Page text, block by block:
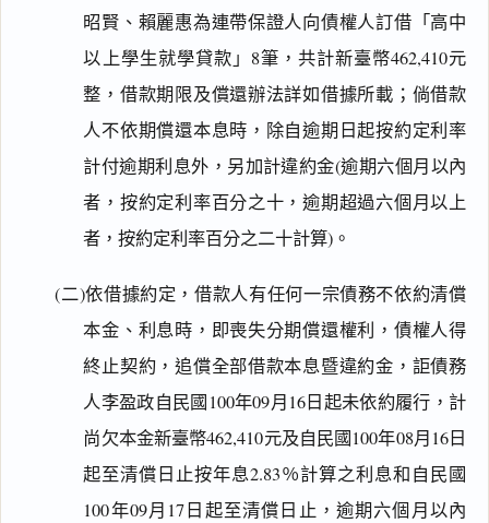
昭賢、賴麗惠為連帶保證人向債權人訂借「高中
以上學生就學貸款」8筆，共計新臺幣462,410元
整，借款期限及償還辦法詳如借據所載；倘借款
人不依期償還本息時，除自逾期日起按約定利率
計付逾期利息外，另加計違約金(逾期六個月以內
者，按約定利率百分之十，逾期超過六個月以上
者，按約定利率百分之二十計算)。
(二)依借據約定，借款人有任何一宗債務不依約清償
本金、利息時，即喪失分期償還權利，債權人得
終止契約，追償全部借款本息暨違約金，詎債務
人李盈政自民國100年09月16日起未依約履行，計
尚欠本金新臺幣462,410元及自民國100年08月16日
起至清償日止按年息2.83％計算之利息和自民國
100年09月17日起至清償日止，逾期六個月以內